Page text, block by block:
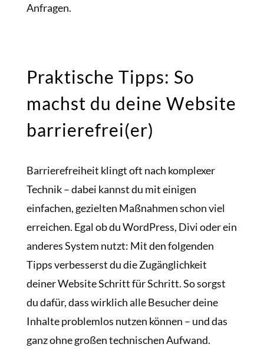
Anfragen.
Praktische Tipps: So
machst du deine Website
barrierefrei(er)
Barrierefreiheit klingt oft nach komplexer
Technik – dabei kannst du mit einigen
einfachen, gezielten Maßnahmen schon viel
erreichen. Egal ob du WordPress, Divi oder ein
anderes System nutzt: Mit den folgenden
Tipps verbesserst du die Zugänglichkeit
deiner Website Schritt für Schritt. So sorgst
du dafür, dass wirklich alle Besucher deine
Inhalte problemlos nutzen können – und das
ganz ohne großen technischen Aufwand.